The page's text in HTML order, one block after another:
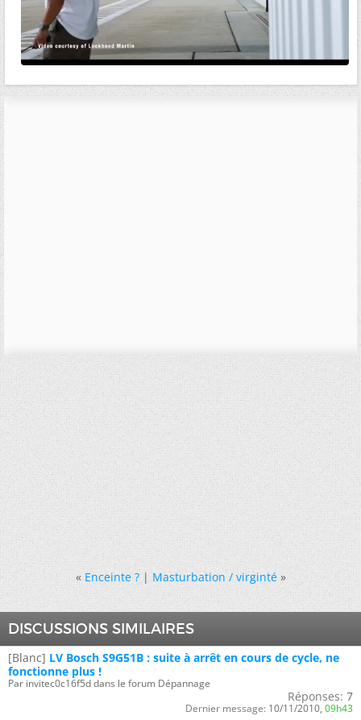
« Enceinte ?|Masturbation / virginté »
DISCUSSIONS SIMILAIRES
[Blanc] LV Bosch S9G51B : suite à arrêt en cours de cycle, ne
fonctionne plus !
Par invitec0c16f5d dans le forum Dépannage
Réponses: 7
Dernier message: 10/11/2010, 09h43